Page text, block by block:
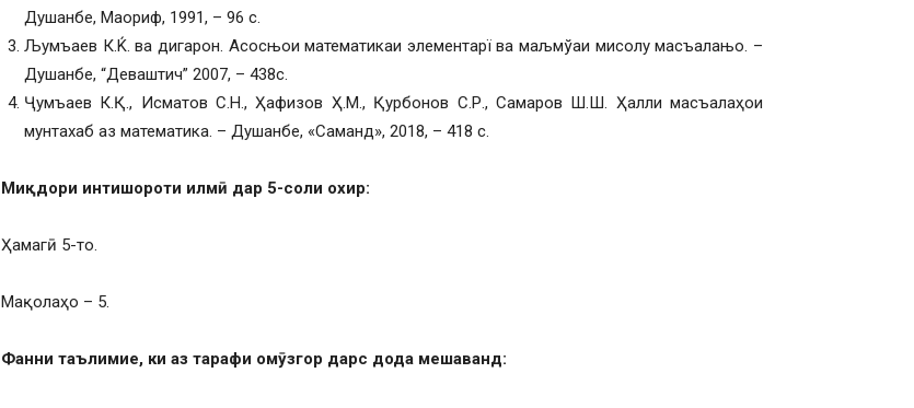
Душанбе, Маориф, 1991, – 96 с.
Љумъаев К.Ќ. ва дигарон. Асосњои математикаи элементарї ва маљмўаи мисолу масъалањо. –
Душанбе, “Деваштич” 2007, – 438с.
Ҷумъаев К.Қ., Исматов С.Н., Ҳафизов Ҳ.М., Қурбонов С.Р., Самаров Ш.Ш. Ҳалли масъалаҳои
мунтахаб аз математика. – Душанбе, «Саманд», 2018, – 418 с.
Миқдори интишороти илмӣ дар 5-соли охир:
Ҳамагӣ 5-то.
Мақолаҳо – 5.
Фанни таълимие, ки аз тарафи омӯзгор дарс дода мешаванд: